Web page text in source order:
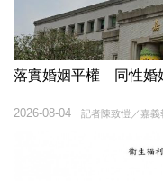
落實婚姻平權 同性婚
記者陳致愷／嘉義
2026-08-04